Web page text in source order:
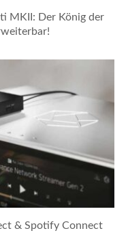
MKII: Der König der
& Spotify Connect